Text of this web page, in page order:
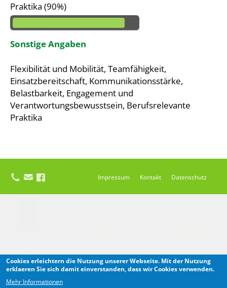
Praktika (90%)
Sonstige Angaben
Flexibilität und Mobilität, Teamfähigkeit,
Einsatzbereitschaft, Kommunikationsstärke,
Belastbarkeit, Engagement und
Verantwortungsbewusstsein, Berufsrelevante
Praktika
Impressum Kontakt Datenschutz
Cookies erleichtern die Nutzung unserer Webseite. Mit der Nutzung
erklaeren Sie sich damit einverstanden, dass wir Cookies verwenden.
Mehr Informationen